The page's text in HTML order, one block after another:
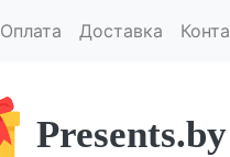
Оплата Доставка
Presents.by